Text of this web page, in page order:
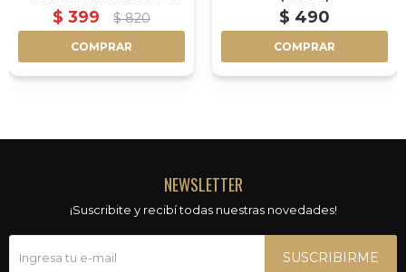
AZUL
$ 399 $ 820
COMPRAR
$ 490
COMPRAR
NEWSLETTER
¡Suscribite y recibí todas nuestras novedades!
SUSCRIBIRME